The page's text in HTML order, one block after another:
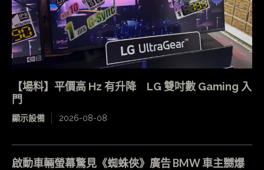
【場料】平價高 Hz 有升降 LG 雙吋數 Gaming 入
門
顯示設備 2026-08-08
啟動車輛螢幕驚見《蜘蛛俠》廣告 BMW 車主嬲爆